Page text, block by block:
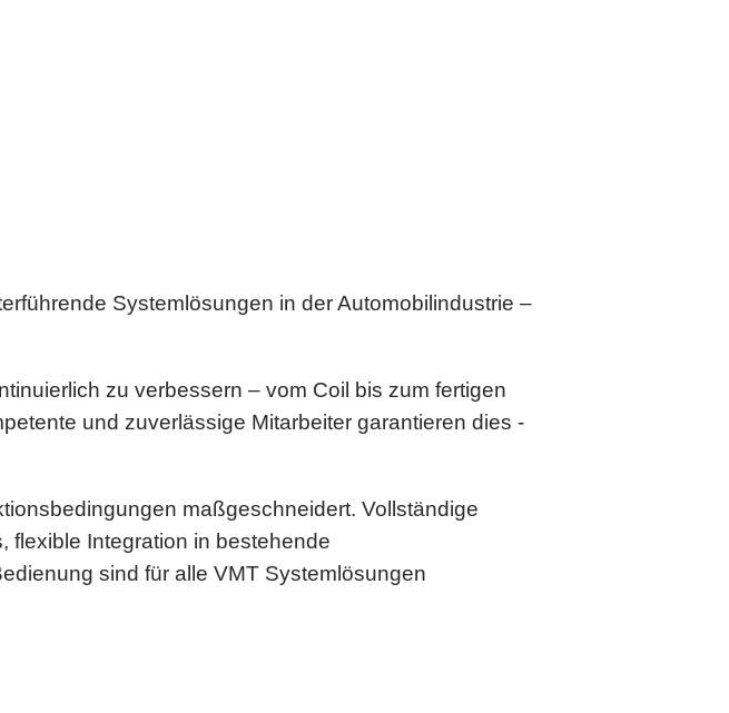
Systemlösungen in der Automobilindustrie –
zu verbessern – vom Coil bis zum fertigen
und zuverlässige Mitarbeiter garantieren dies -
maßgeschneidert. Vollständige
flexible Integration in bestehende
sind für alle VMT Systemlösungen